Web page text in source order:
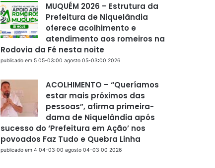
MUQUÉM 2026 – Estrutura da
Prefeitura de Niquelândia
oferece acolhimento e
atendimento aos romeiros na
Rodovia da Fé nesta noite
publicado em 5 05-03:00 agosto 05-03:00 2026
ACOLHIMENTO – “Queríamos
estar mais próximos das
pessoas”, afirma primeira-
dama de Niquelândia após
sucesso do ‘Prefeitura em Ação’ nos
povoados Faz Tudo e Quebra Linha
publicado em 4 04-03:00 agosto 04-03:00 2026